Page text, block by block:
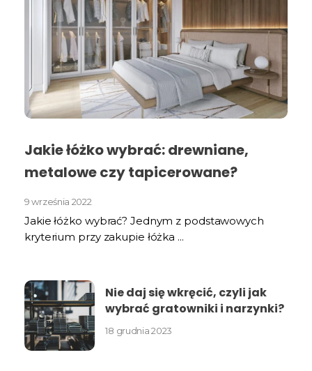
Jakie łóżko wybrać: drewniane,
metalowe czy tapicerowane?
9 września 2022
Jakie łóżko wybrać? Jednym z podstawowych
kryterium przy zakupie łóżka ...
Nie daj się wkręcić, czyli jak
wybrać gratowniki i narzynki?
18 grudnia 2023